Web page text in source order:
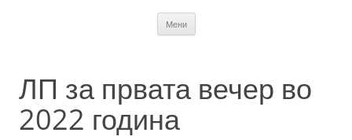
Мени Оди
содржината
ЛП за првата вечер во
2022 година